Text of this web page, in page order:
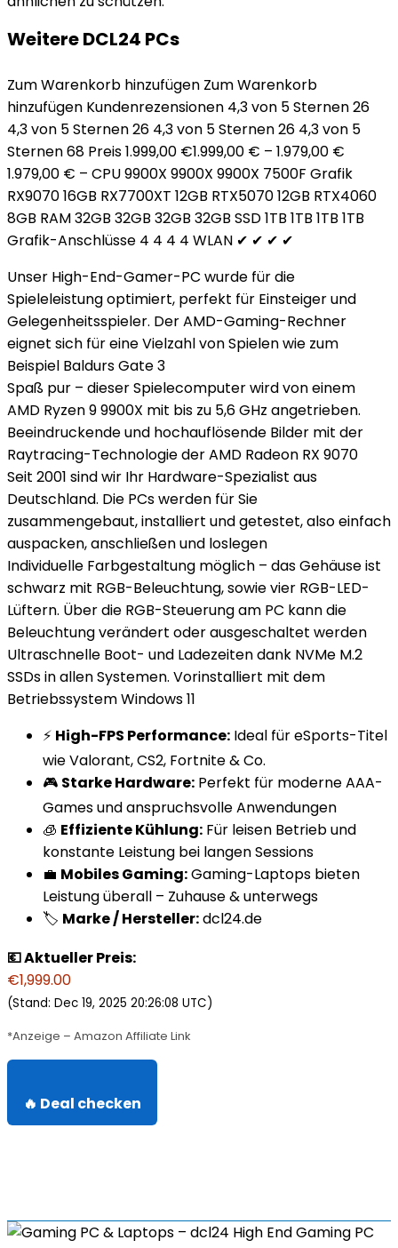
Weitere DCL24 PCs
Zum Warenkorb hinzufügen Zum Warenkorb
hinzufügen Kundenrezensionen 4,3 von 5 Sternen 26
4,3 von 5 Sternen 26 4,3 von 5 Sternen 26 4,3 von 5
Sternen 68 Preis 1.999,00 €1.999,00 € – 1.979,00 €
1.979,00 € – CPU 9900X 9900X 9900X 7500F Grafik
RX9070 16GB RX7700XT 12GB RTX5070 12GB RTX4060
8GB RAM 32GB 32GB 32GB 32GB SSD 1TB 1TB 1TB 1TB
Grafik-Anschlüsse 4 4 4 4 WLAN ✔ ✔ ✔ ✔
Unser High-End-Gamer-PC wurde für die
Spieleleistung optimiert, perfekt für Einsteiger und
Gelegenheitsspieler. Der AMD-Gaming-Rechner
eignet sich für eine Vielzahl von Spielen wie zum
Beispiel Baldurs Gate 3
Spaß pur – dieser Spielecomputer wird von einem
AMD Ryzen 9 9900X mit bis zu 5,6 GHz angetrieben.
Beeindruckende und hochauflösende Bilder mit der
Raytracing-Technologie der AMD Radeon RX 9070
Seit 2001 sind wir Ihr Hardware-Spezialist aus
Deutschland. Die PCs werden für Sie
zusammengebaut, installiert und getestet, also einfach
auspacken, anschließen und loslegen
Individuelle Farbgestaltung möglich – das Gehäuse ist
schwarz mit RGB-Beleuchtung, sowie vier RGB-LED-
Lüftern. Über die RGB-Steuerung am PC kann die
Beleuchtung verändert oder ausgeschaltet werden
Ultraschnelle Boot- und Ladezeiten dank NVMe M.2
SSDs in allen Systemen. Vorinstalliert mit dem
Betriebssystem Windows 11
⚡ High-FPS Performance: Ideal für eSports-Titel
wie Valorant, CS2, Fortnite & Co.
🎮 Starke Hardware: Perfekt für moderne AAA-
Games und anspruchsvolle Anwendungen
🧊 Effiziente Kühlung: Für leisen Betrieb und
konstante Leistung bei langen Sessions
💼 Mobiles Gaming:Gaming-Laptops bieten
Leistung überall – Zuhause & unterwegs
🏷️ Marke / Hersteller:dcl24.de
💶 Aktueller Preis:
€1,999.00
(Stand: Dec 19, 2025 20:26:08 UTC)
*Anzeige – Amazon Affiliate Link
🔥 Deal checken